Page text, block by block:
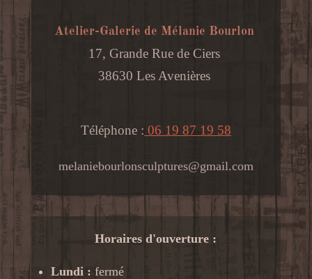
Atelier-Galerie de Mélanie Bourlon
17, Grande Rue de Ciers
38630 Les Avenières
Téléphone : 06 19 87 19 58
melaniebourlonsculptures@gmail.com
Horaires d'ouverture :
Lundi : fermé